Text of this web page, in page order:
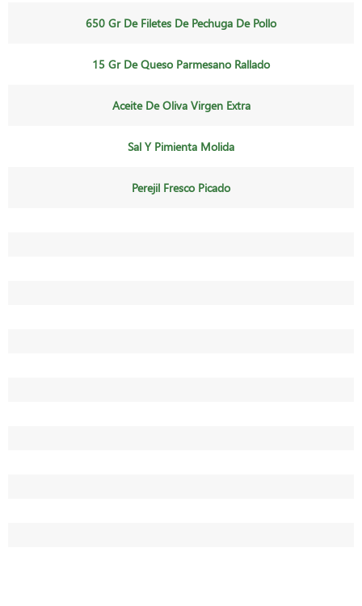
650 Gr De Filetes De Pechuga De Pollo
15 Gr De Queso Parmesano Rallado
Aceite De Oliva Virgen Extra
Sal Y Pimienta Molida
Perejil Fresco Picado